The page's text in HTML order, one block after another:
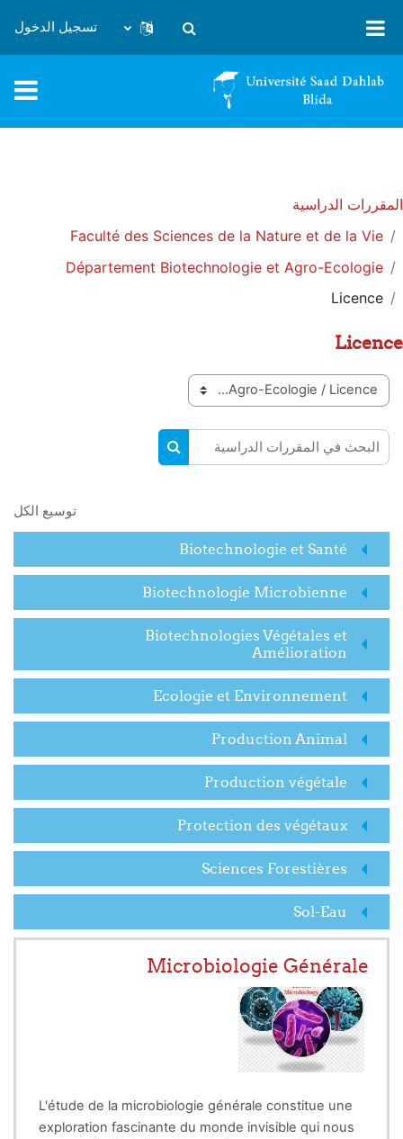
تبديل إدخال البحث
تسجيل الدخول
المقررات الدراسية
Faculté des Sciences de la Nature et de la Vie
Département Biotechnologie et Agro-Ecologie
Licence
Licence
تصنيفات المقررات
البحث في المقررات الدراسية
البحث في المقررات الدراسية
توسيع الكل
Biotechnologie et Santé
Biotechnologie Microbienne
Biotechnologies Végétales et
Amélioration
Ecologie et Environnement
Production Animal
Production végétale
Protection des végétaux
Sciences Forestières
Sol-Eau
Microbiologie Générale
L'étude de la microbiologie générale constitue une
exploration fascinante du monde invisible qui nous